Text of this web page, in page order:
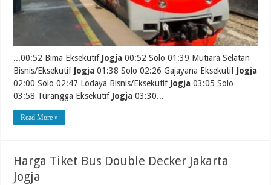
...00:52 Bima Eksekutif Jogja 00:52 Solo 01:39 Mutiara Selatan
Bisnis/Eksekutif Jogja 01:38 Solo 02:26 Gajayana Eksekutif Jogja
02:00 Solo 02:47 Lodaya Bisnis/Eksekutif Jogja 03:05 Solo
03:58 Turangga Eksekutif Jogja 03:30...
Read More »
Harga Tiket Bus Double Decker Jakarta
Jogja